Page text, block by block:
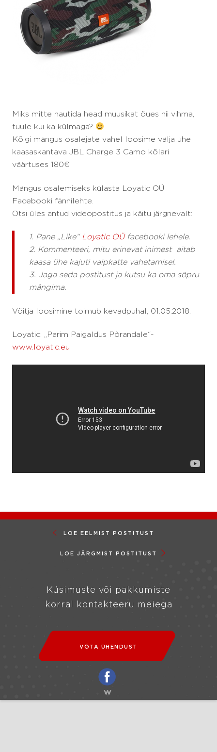
Miks mitte nautida head muusikat õues nii vihma,
tuule kui ka külmaga?
Kõigi mängus osalejate vahel loosime välja ühe
kaasaskantava JBL Charge 3 Camo kõlari
väärtuses 180€.
Mängus osalemiseks külasta Loyatic OÜ
Facebooki fännilehte.
Otsi üles antud videopostitus ja käitu järgnevalt:
1. Pane „Like“ Loyatic OÜfacebooki lehele.
2. Kommenteeri, mitu erinevat inimest aitab
kaasa ühe kajuti vaipkatte vahetamisel.
3. Jaga seda postitust ja kutsu ka oma sõpru
mängima.
Võitja loosimine toimub kevadpühal, 01.05.2018.
Loyatic: „Parim Paigaldus Põrandale“-
www.loyatic.eu
LOE EELMIST POSTITUST
LOE JÄRGMIST POSTITUST
Küsimuste või pakkumiste
korral kontakteeru meiega
VÕTA ÜHENDUST